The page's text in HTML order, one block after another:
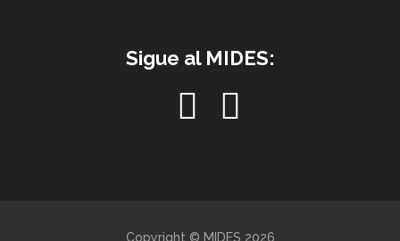
Sigue al MIDES:
Copyright © MIDES 2026